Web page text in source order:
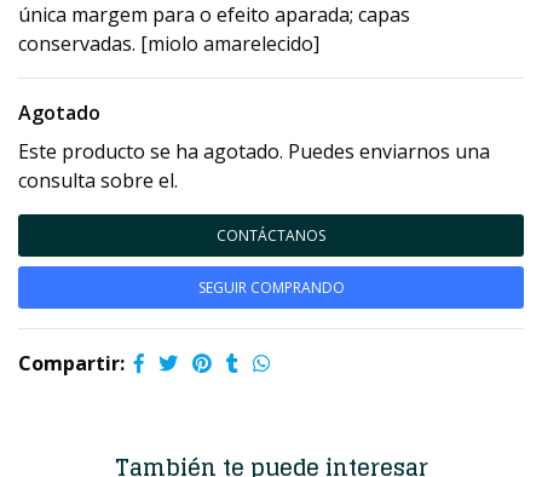
única margem para o efeito aparada; capas
conservadas. [miolo amarelecido]
Agotado
Este producto se ha agotado. Puedes enviarnos una
consulta sobre el.
CONTÁCTANOS
SEGUIR COMPRANDO
Compartir:
También te puede interesar